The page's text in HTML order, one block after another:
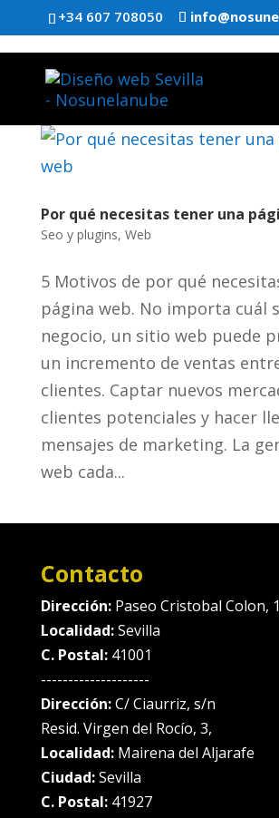
+34 607 708050
Por qué necesitas tener una
Seo y plugins, Web
5 Motivos de por qué
página web. No importa cuál
negocio, un sitio web puede
un incremento de ventas
clientes. Captar nuevos
clientes potenciales y hacer
mensajes de marketing. La
web cada...
Contacto
Dirección: Paseo Cristobal Colon, 1
Localidad:Sevilla
C. Postal:41001
--------------------
Dirección:C/ Ciaurriz, s/n
Resid. Virgen del Rocío, 3,
Localidad:Mairena del Aljarafe
Ciudad:Sevilla
C. Postal:41927